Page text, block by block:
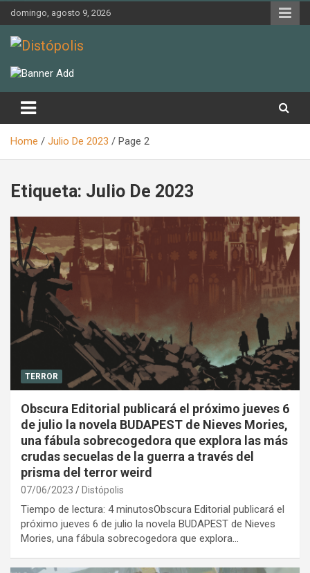
Skip
content
domingo, agosto 9, 2026
Distópolis
Home Julio De 2023 Page 2
Etiqueta: Julio De 2023
TERROR
Obscura Editorial publicará el próximo jueves 6
de julio la novela BUDAPEST de Nieves Mories,
una fábula sobrecogedora que explora las más
crudas secuelas de la guerra a través del
prisma del terror weird
07/06/2023 Distópolis
Tiempo de lectura: 4 minutosObscura Editorial publicará el
próximo jueves 6 de julio la novela BUDAPEST de Nieves
Mories, una fábula sobrecogedora que explora…